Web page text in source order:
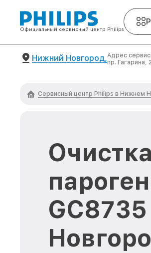
Официальный сервисный центр Philips
Нижний Новгород,Адрес
пр. Гагарина,
Сервисный центр Philips в Нижнем